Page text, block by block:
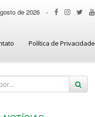
de 2026 -
Política de Privacidade